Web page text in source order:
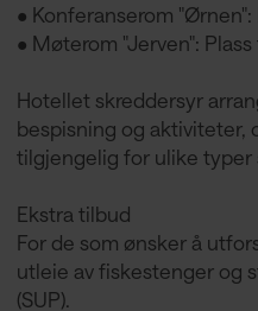
• Konferanserom
• Møterom "Jerven":
Hotellet skreddersyr
bespisning og aktiviteter,
tilgjengelig for ulike typer
Ekstra tilbud
For de som ønsker å
utleie av fiskestenger og
(SUP).